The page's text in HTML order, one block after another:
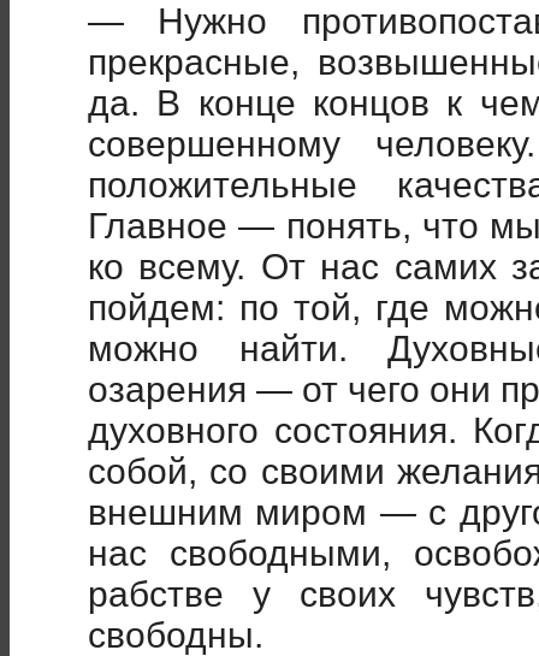
— Нужно
прекрасные,
да. В конце концов к
совершенному
положительные
Главное — понять, что
ко всему. От нас самих
пойдем: по той, где
можно найти.
озарения — от чего они
духовного состояния.
собой, со своими
внешним миром — с
нас свободными,
рабстве у своих
свободны.